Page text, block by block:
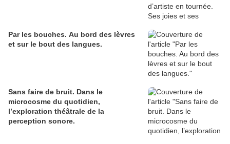
Par les bouches. Au bord des lèvres
et sur le bout des langues.
Sans faire de bruit. Dans le
microcosme du quotidien,
l’exploration théâtrale de la
perception sonore.